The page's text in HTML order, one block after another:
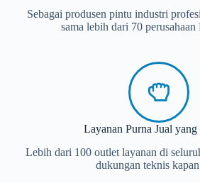
Sebagai produsen pintu industri
sama lebih dari 70 perusahaan
Layanan Purna Jual
Lebih dari 100 outlet layanan di
dukungan teknis kapan